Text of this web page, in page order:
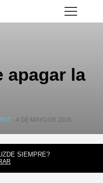
apagar la
· 4 DE MAYO DE 2025
DE SIEMPRE?